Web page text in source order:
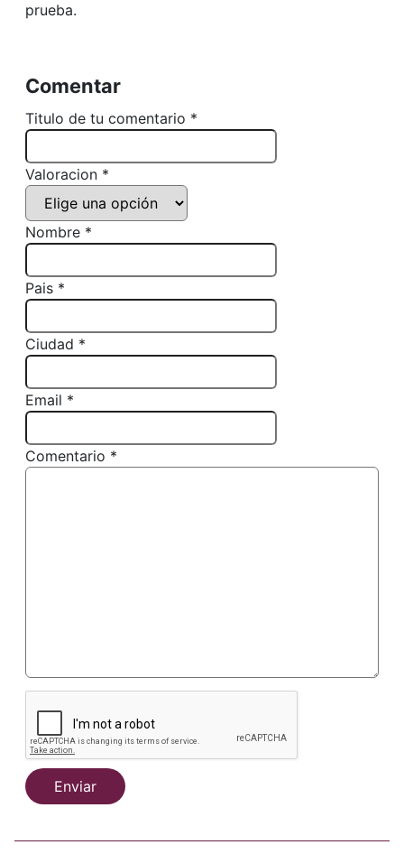
prueba.
Comentar
Titulo de tu comentario *
Valoracion *
Nombre *
Pais *
Ciudad *
Email *
Comentario *
Enviar